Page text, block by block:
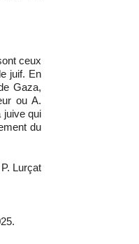
ceux
juif. En
Gaza,
ou A.
juive qui
du
P. Lurçat